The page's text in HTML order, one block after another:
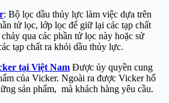
: Bộ lọc dầu thủy lực làm việc dựa trên
tử lọc, lớp lọc để giữ lại các tạp chất
qua các phần tử lọc này hoặc sử
tạp chất ra khỏi dầu thủy lực.
tại Việt Nam Được ủy quyền cung
của Vicker. Ngoài ra được Vicker hổ
sản phẩm, mà khách hàng yêu cầu.